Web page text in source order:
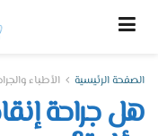
الصفحة الرئيسية الأطباء
هل جراحة